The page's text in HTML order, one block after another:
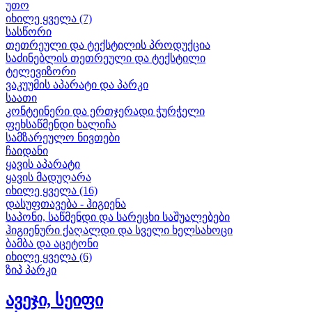
უთო
იხილე ყველა (7)
სასწორი
თეთრეული და ტექსტილის პროდუქცია
საძინებლის თეთრეული და ტექსტილი
ტელევიზორი
ვაკუუმის აპარატი და პარკი
საათი
კონტეინერი და ერთჯერადი ჭურჭელი
ფეხსაწმენდი ხალიჩა
სამზარეულო ნივთები
ჩაიდანი
ყავის აპარატი
ყავის მადუღარა
იხილე ყველა (16)
დასუფთავება - ჰიგიენა
საპონი, საწმენდი და სარეცხი საშუალებები
ჰიგიენური ქაღალდი და სველი ხელსახოცი
ბამბა და აცეტონი
იხილე ყველა (6)
ზიპ პარკი
ავეჯი, სეიფი